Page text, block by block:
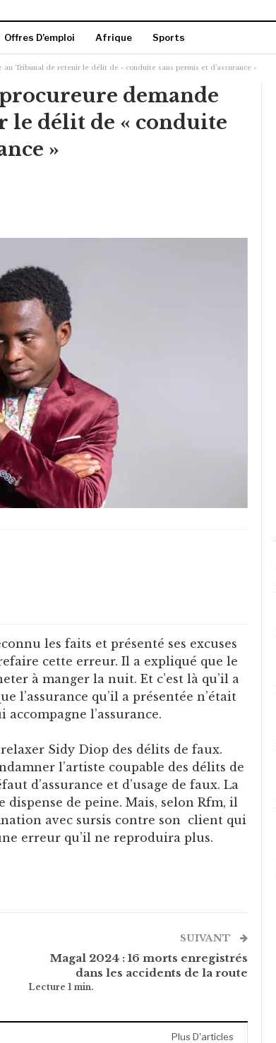
Offres D’emploi Afrique Sports
au Tribunal de retenir le délit de « conduite sans permis et d’assurance »
demande
délit de « conduite
»
les faits et présenté ses excuses
cette erreur. Il a expliqué que le
à manger la nuit. Et c’est là qu’il a
l’assurance qu’il a présentée n’était
l’assurance.
Sidy Diop des délits de faux.
l’artiste coupable des délits de
d’assurance et d’usage de faux. La
dispense de peine. Mais, selon Rfm, il
avec sursis contre son client qui
erreur qu’il ne reproduira plus.
SUIVANT
Magal 2024 : 16 morts enregistrés
dans les accidents de la route
Plus D'articles